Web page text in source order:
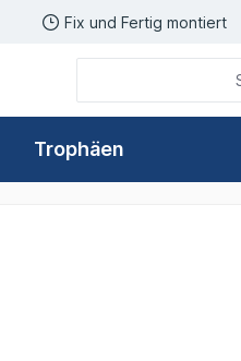
Fix und Fertig montiert
Trophäen